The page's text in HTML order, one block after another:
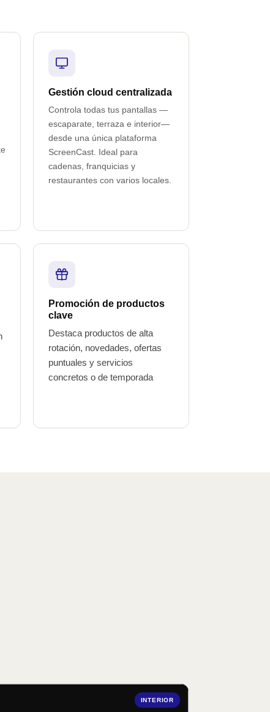
Gestión cloud centralizada
Controla todas tus pantallas —
escaparate, terraza e interior—
desde una única plataforma
ScreenCast. Ideal para
cadenas, franquicias y
restaurantes con varios locales.
Promoción de productos
clave
Destaca productos de alta
rotación, novedades, ofertas
puntuales y servicios
concretos o de temporada
INTERIOR